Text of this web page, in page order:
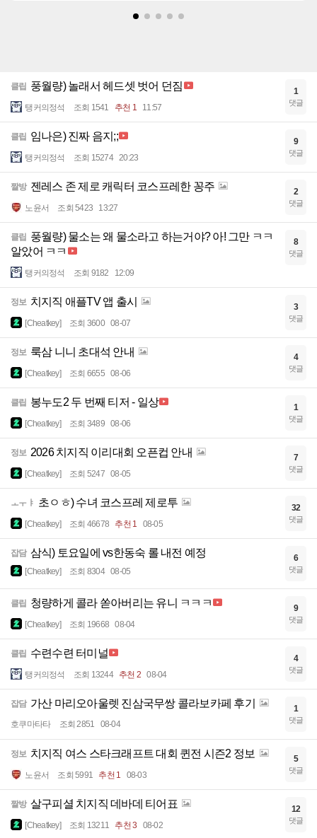
클립 풍월량) 놀래서 헤드셋 벗어 던짐
탱커의정석 조회 1541 추천 1 11:57
1
댓글
클립 임나은) 진짜 음지;;
탱커의정석 조회 15274 20:23
9
댓글
짤방 젠레스 존 제로 캐릭터 코스프레한 꽁주
노윤서 조회 5423 13:27
2
댓글
클립 풍월량) 물소는 왜 물소라고 하는거야? 아! 그만 ㅋㅋ
알았어 ㅋㅋ
탱커의정석 조회 9182 12:09
8
댓글
정보 치지직 애플TV 앱 출시
[Cheatkey] 조회 3600 08-07
3
댓글
정보 룩삼 니니 초대석 안내
[Cheatkey] 조회 6655 08-06
4
댓글
클립 봉누도2 두 번째 티저 - 일상
[Cheatkey] 조회 3489 08-06
1
댓글
정보 2026 치지직 이리대회 오픈컵 안내
[Cheatkey] 조회 5247 08-05
7
댓글
ㅗㅜㅑ 초ㅇㅎ) 수녀 코스프레 제로투
[Cheatkey] 조회 46678 추천 1 08-05
32
댓글
잡담 삼식) 토요일에 vs한동숙 롤 내전 예정
[Cheatkey] 조회 8304 08-05
6
댓글
클립 청량하게 콜라 쏟아버리는 유니 ㅋㅋㅋ
[Cheatkey] 조회 19668 08-04
9
댓글
클립 수련수련 터미널
탱커의정석 조회 13244 추천 2 08-04
4
댓글
잡담 가산 마리오아울렛 진삼국무쌍 콜라보카페 후기
호쿠마타타 조회 2851 08-04
1
댓글
정보 치지직 여스 스타크래프트 대회 퀸전 시즌2 정보
노윤서 조회 5991 추천 1 08-03
5
댓글
짤방 살구피셜 치지직 데바데 티어표
[Cheatkey] 조회 13211 추천 3 08-02
12
댓글